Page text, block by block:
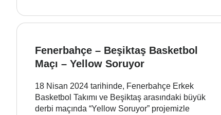
Fenerbahçe – Beşiktaş Basketbol
Maçı – Yellow Soruyor
18 Nisan 2024 tarihinde, Fenerbahçe Erkek
Basketbol Takımı ve Beşiktaş arasındaki büyük
derbi maçında “Yellow Soruyor” projemizle